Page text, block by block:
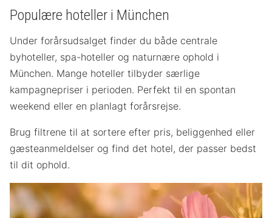
Populære hoteller i München
Under forårsudsalget finder du både centrale
byhoteller, spa-hoteller og naturnære ophold i
München. Mange hoteller tilbyder særlige
kampagnepriser i perioden. Perfekt til en spontan
weekend eller en planlagt forårsrejse.
Brug filtrene til at sortere efter pris, beliggenhed eller
gæsteanmeldelser og find det hotel, der passer bedst
til dit ophold.